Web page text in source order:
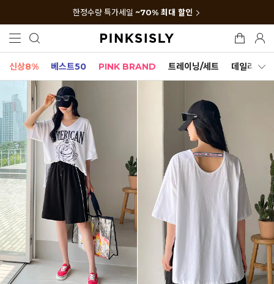
한정수량 특가세일 ~70% 최대 할인
신상8% 베스트50 PINK BRAND 트레이닝/세트 데일리세트